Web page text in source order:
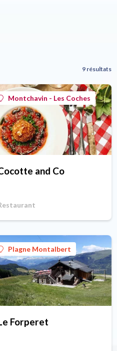
9 résultats
Montchavin - Les Coches
and Co
Plagne Montalbert
Forperet